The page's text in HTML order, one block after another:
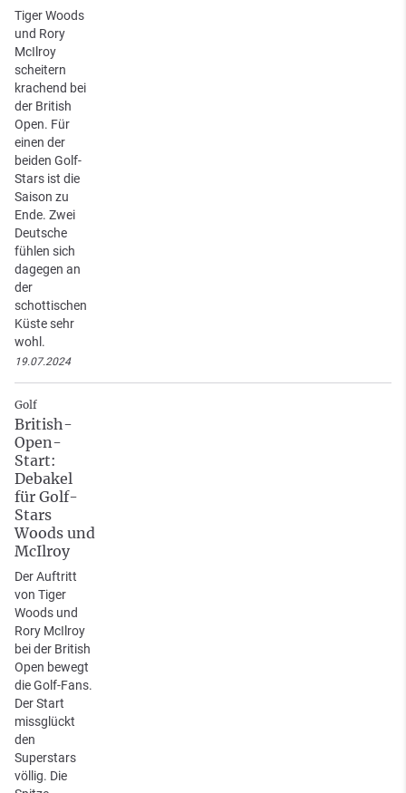
Tiger Woods
und Rory
McIlroy
scheitern
krachend bei
der British
Open. Für
einen der
beiden Golf-
Stars ist die
Saison zu
Ende. Zwei
Deutsche
fühlen sich
dagegen an
der
schottischen
Küste sehr
wohl.
19.07.2024
Golf
British-
Open-
Start:
Debakel
für Golf-
Stars
Woods und
McIlroy
Der Auftritt
von Tiger
Woods und
Rory McIlroy
bei der British
Open bewegt
die Golf-Fans.
Der Start
missglückt
den
Superstars
völlig. Die